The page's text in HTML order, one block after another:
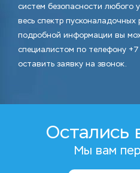
систем безопасности любого
весь спектр
подробной информации вы
специалистом по телефону
оставить заявку на звонок.
Остались
Мы вам